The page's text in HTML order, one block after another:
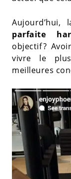
Aujourd’hui,
parfaite
objectif ?
vivre le
meilleures